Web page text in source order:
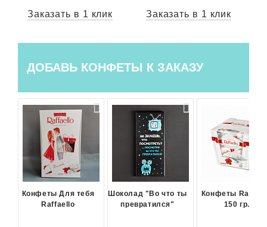
Заказать в 1 клик Заказать в 1 клик
ДОБАВЬ КОНФЕТЫ К ЗАКАЗУ
Конфеты Для тебя
Raffaello
Шоколад "Во что ты
превратился"
Конфеты
150 гр.